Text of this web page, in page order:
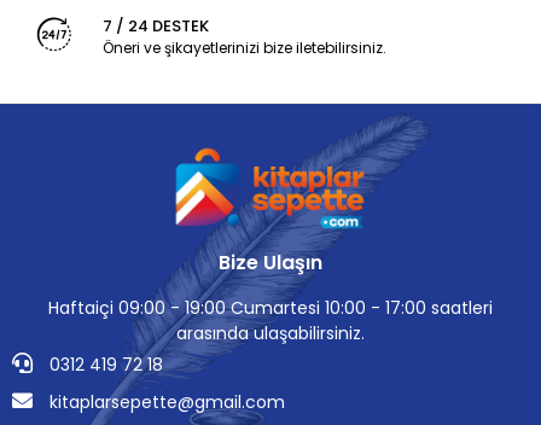
7 / 24 DESTEK
Öneri ve şikayetlerinizi bize iletebilirsiniz.
Bize Ulaşın
Haftaiçi 09:00 - 19:00 Cumartesi 10:00 - 17:00 saatleri
arasında ulaşabilirsiniz.
0312 419 72 18
kitaplarsepette@gmail.com